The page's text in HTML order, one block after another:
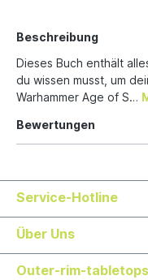
Beschreibung
Dieses Buch enthält
du wissen musst, um
Warhammer Age of S…
Bewertungen
Service-Hotline
Über Uns
Outer-rim-